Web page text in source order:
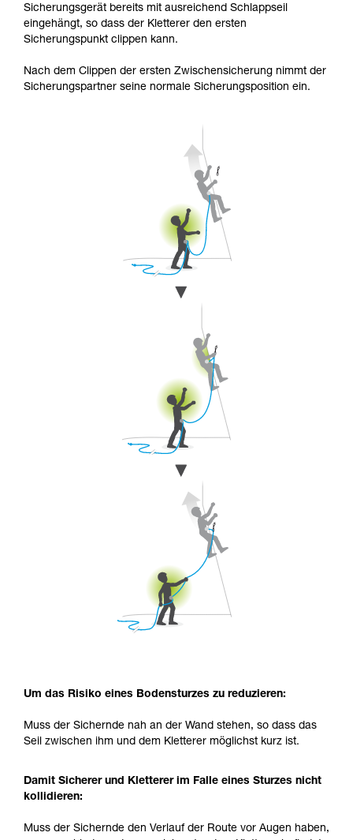
Sicherungsgerät bereits mit ausreichend Schlappseil
eingehängt, so dass der Kletterer den ersten
Sicherungspunkt clippen kann.
Nach dem Clippen der ersten Zwischensicherung nimmt der
Sicherungspartner seine normale Sicherungsposition ein.
Um das Risiko eines Bodensturzes zu reduzieren:
Muss der Sichernde nah an der Wand stehen, so dass das
Seil zwischen ihm und dem Kletterer möglichst kurz ist.
Damit Sicherer und Kletterer im Falle eines Sturzes nicht
kollidieren:
Muss der Sichernde den Verlauf der Route vor Augen haben,